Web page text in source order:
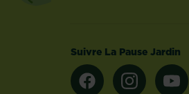
son
terrain
de
Suivre La Pause Jardin